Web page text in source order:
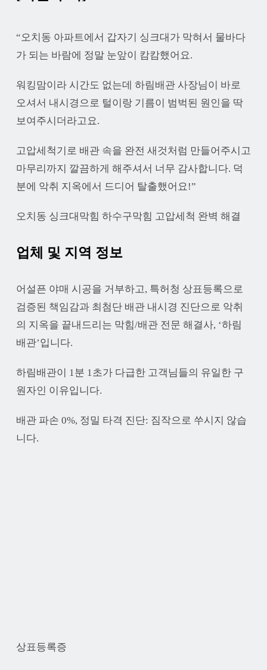
“오치동 아파트에서 갑자기 싱크대가 막혀서 물바다
가 되는 바람에 정말 눈앞이 캄캄했어요.
워킹맘이라 시간도 없는데 하림배관 사장님이 바로
오셔서 내시경으로 털이랑 기름이 범벅된 원인을 딱
보여주시더라고요.
고압세척기로 배관 속을 완전 새것처럼 만들어주시고
마무리까지 깔끔하게 해주셔서 너무 감사합니다. 덕
분에 악취 지옥에서 드디어 탈출했어요!”
오치동 싱크대막힘 하수구막힘 고압세척 완벽 해결
업체 및 지역 정보
어설픈 야매 시공을 거부하고, 특허청 상표등록으로
검증된 책임감과 최첨단 배관 내시경 진단으로 악취
의 지옥을 끝내드리는 막힘/배관 전문 해결사, ‘하림
배관’입니다.
하림배관이 1분 1초가 다급한 고객님들의 유일한 구
원자인 이유입니다.
배관 파손 0%, 정밀 타격 진단: 짐작으로 쑤시지 않습
니다.
상표등록증